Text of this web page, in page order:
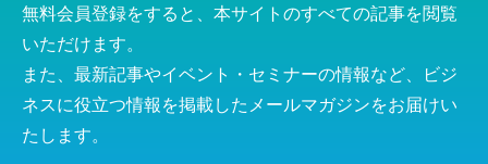
無料会員登録をすると、本サイトのすべての記事を閲覧
いただけます。
また、最新記事やイベント・セミナーの情報など、ビジ
ネスに役立つ情報を掲載したメールマガジンをお届けい
たします。